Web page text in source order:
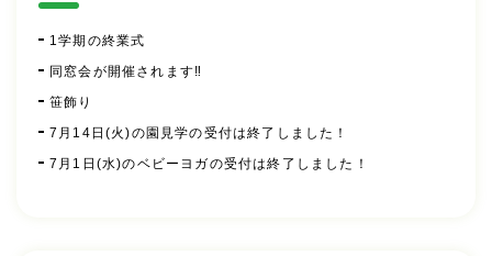
1学期の終業式
同窓会が開催されます‼
笹飾り
7月14日(火)の園見学の受付は終了しました！
7月1日(水)のベビーヨガの受付は終了しました！